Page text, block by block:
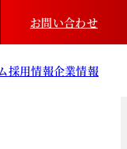
お問い合わせ
採用情報企業情報